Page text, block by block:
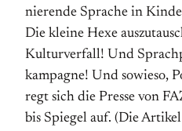
nieren­de Sprache in
Die kleine Hexe
Kultur­verfall! Und
kam­pagne! Und sowieso,
regt sich die Presse von
bis Spiegel auf. (Die